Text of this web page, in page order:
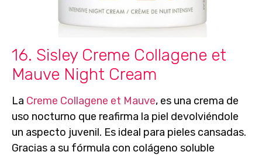
16. Sisley Creme Collagene et
Mauve Night Cream
La Creme Collagene et Mauve, es una crema de
uso nocturno que reafirma la piel devolviéndole
un aspecto juvenil. Es ideal para pieles cansadas.
Gracias a su fórmula con colágeno soluble